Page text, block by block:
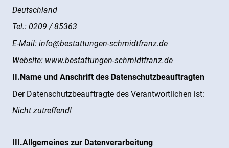
Deutschland
Tel.: 0209 / 85363
E-Mail: info@bestattungen-schmidtfranz.de
Website: www.bestattungen-schmidtfranz.de
II.Name und Anschrift des Datenschutzbeauftragten
Der Datenschutzbeauftragte des Verantwortlichen ist:
Nicht zutreffend!
III.Allgemeines zur Datenverarbeitung